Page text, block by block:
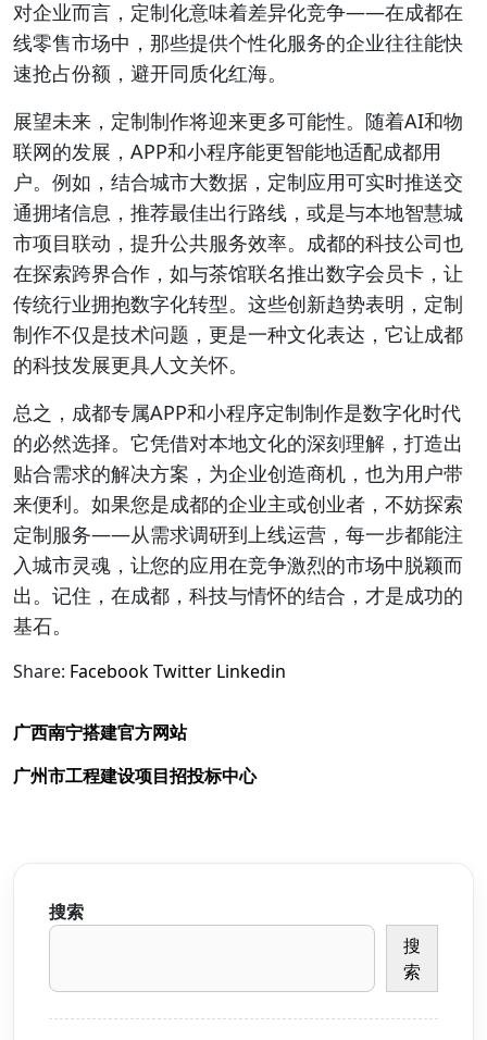
对企业而言，定制化意味着差异化竞争——在成都在
线零售市场中，那些提供个性化服务的企业往往能快
速抢占份额，避开同质化红海。
展望未来，定制制作将迎来更多可能性。随着AI和物
联网的发展，APP和小程序能更智能地适配成都用
户。例如，结合城市大数据，定制应用可实时推送交
通拥堵信息，推荐最佳出行路线，或是与本地智慧城
市项目联动，提升公共服务效率。成都的科技公司也
在探索跨界合作，如与茶馆联名推出数字会员卡，让
传统行业拥抱数字化转型。这些创新趋势表明，定制
制作不仅是技术问题，更是一种文化表达，它让成都
的科技发展更具人文关怀。
总之，成都专属APP和小程序定制制作是数字化时代
的必然选择。它凭借对本地文化的深刻理解，打造出
贴合需求的解决方案，为企业创造商机，也为用户带
来便利。如果您是成都的企业主或创业者，不妨探索
定制服务——从需求调研到上线运营，每一步都能注
入城市灵魂，让您的应用在竞争激烈的市场中脱颖而
出。记住，在成都，科技与情怀的结合，才是成功的
基石。
Share: FacebookTwitter Linkedin
广西南宁搭建官方网站
广州市工程建设项目招投标中心
搜索
搜
索